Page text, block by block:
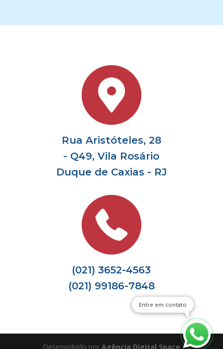
Rua Aristóteles, 28
- Q49, Vila Rosário
Duque de Caxias - RJ
(021) 3652-4563
(021) 99186-7848
Desenvolvido por Agência Digital Space
Entre em contato